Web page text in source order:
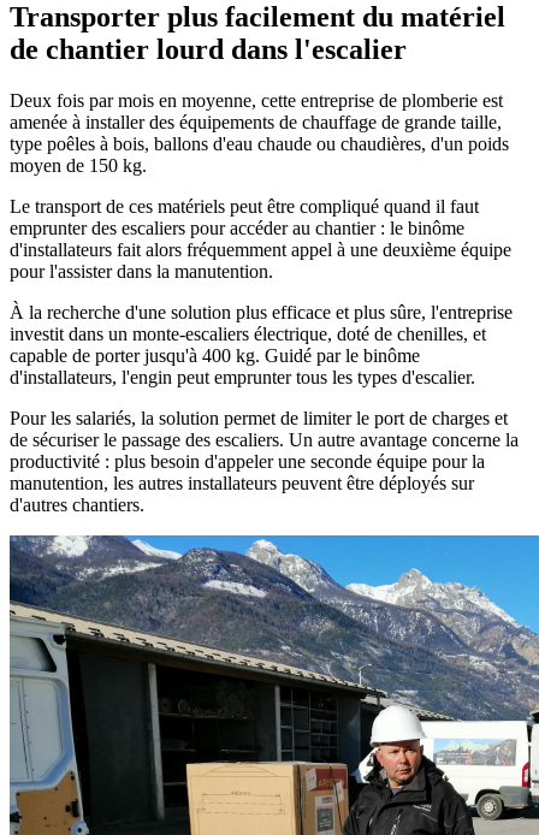
Transporter plus facilement du matériel
de chantier lourd dans l'escalier
Deux fois par mois en moyenne, cette entreprise de plomberie est
amenée à installer des équipements de chauffage de grande taille,
type poêles à bois, ballons d'eau chaude ou chaudières, d'un poids
moyen de 150 kg.
Le transport de ces matériels peut être compliqué quand il faut
emprunter des escaliers pour accéder au chantier : le binôme
d'installateurs fait alors fréquemment appel à une deuxième équipe
pour l'assister dans la manutention.
À la recherche d'une solution plus efficace et plus sûre, l'entreprise
investit dans un monte-escaliers électrique, doté de chenilles, et
capable de porter jusqu'à 400 kg. Guidé par le binôme
d'installateurs, l'engin peut emprunter tous les types d'escalier.
Pour les salariés, la solution permet de limiter le port de charges et
de sécuriser le passage des escaliers. Un autre avantage concerne la
productivité : plus besoin d'appeler une seconde équipe pour la
manutention, les autres installateurs peuvent être déployés sur
d'autres chantiers.